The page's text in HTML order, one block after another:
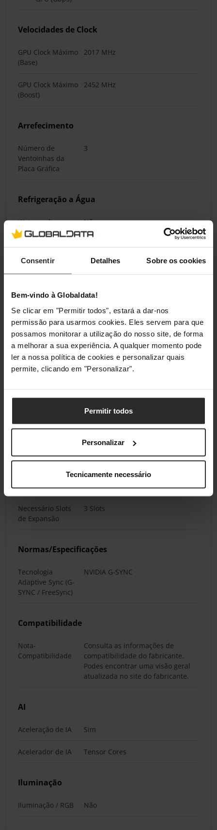
Consentir Detalhes Sobre os cookies
Bem-vindo à Globaldata!
Se clicar em "Permitir todos", estará a dar-nos
permissão para usarmos cookies. Eles servem para que
possamos monitorar a utilização do nosso site, de forma
a melhorar a sua experiência. A qualquer momento pode
ler a nossa política de cookies e personalizar quais
permite, clicando em "Personalizar".
Permitir todos
Personalizar
Tecnicamente necessário
Velocidades de Clock
GPU Clock Máximo
(Base)
2017 MHz
GPU Clock Máximo
(Boost)
2452 MHz
Arrefecimento
Número de
Ventoinhas da
Placa Gráfica
3
Refrigeração a Água
Watercooling Não
Conectores de
Necessários
Portas Externas
Conectores do
Monitor
3 x DisplayPort, 1 x HDMI
Back Connect
Back Connect Não
Slots de Expansão
Necessário Slots
de Expansão
3 Slots
Normas/Especificações
Tecnologia
Adaptive Sync (G-
SYNC / FreeSync)
NVIDIA G-SYNC
Compatibilidade
Nota-
Compatibilidade
Consulta as informações de
compatibilidade do fabricante.
Podes encontrar uma visão geral
atualizada no site do fabricante.
AI
Aceleração de IA Sim
Acelerador de IA Tensor Cores
Iluminação
Iluminação / RGB Não